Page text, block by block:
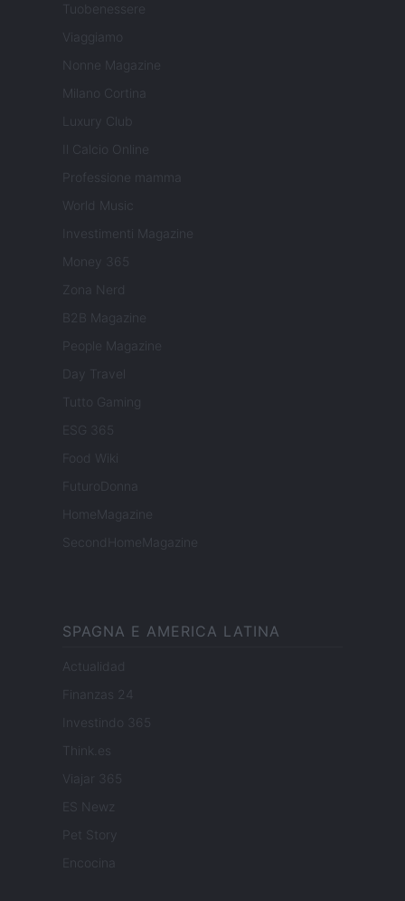
Tuobenessere
Viaggiamo
Nonne Magazine
Milano Cortina
Luxury Club
Il Calcio Online
Professione mamma
World Music
Investimenti Magazine
Money 365
Zona Nerd
B2B Magazine
People Magazine
Day Travel
Tutto Gaming
ESG 365
Food Wiki
FuturoDonna
HomeMagazine
SecondHomeMagazine
SPAGNA E AMERICA LATINA
Actualidad
Finanzas 24
Investindo 365
Think.es
Viajar 365
ES Newz
Pet Story
Encocina